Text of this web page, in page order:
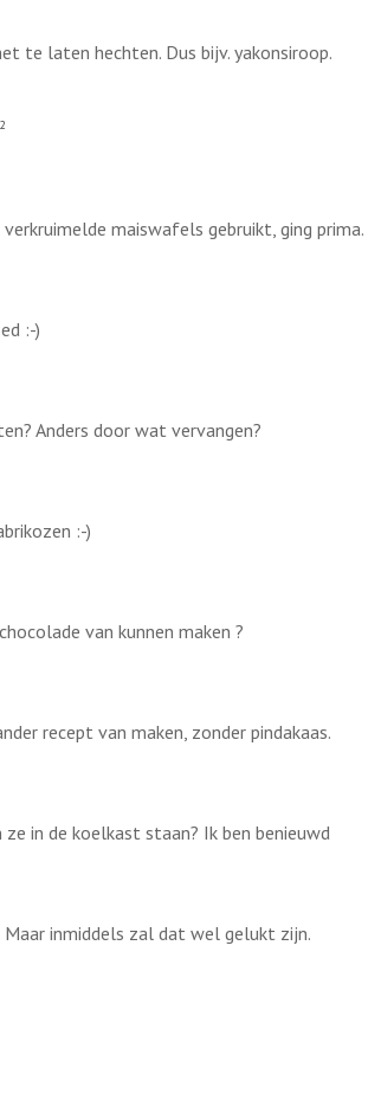
te laten hechten. Dus bijv. yakonsiroop.
maiswafels gebruikt, ging prima.
:-)
Anders door wat vervangen?
:-)
van kunnen maken ?
recept van maken, zonder pindakaas.
in de koelkast staan? Ik ben benieuwd
inmiddels zal dat wel gelukt zijn.